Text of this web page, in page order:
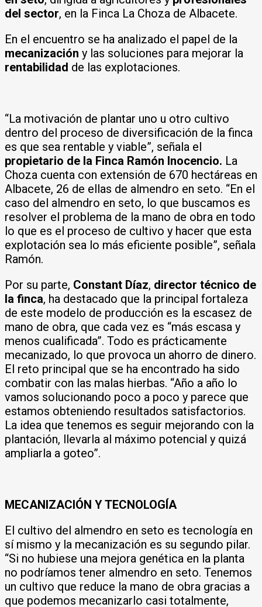
del sector, en la Finca La Choza de Albacete.
En el encuentro se ha analizado el papel de la
mecanización y las soluciones para mejorar la
rentabilidad de las explotaciones.
“La motivación de plantar uno u otro cultivo
dentro del proceso de diversificación de la finca
es que sea rentable y viable”, señala el
propietario de la Finca Ramón Inocencio. La
Choza cuenta con extensión de 670 hectáreas en
Albacete, 26 de ellas de almendro en seto. “En el
caso del almendro en seto, lo que buscamos es
resolver el problema de la mano de obra en todo
lo que es el proceso de cultivo y hacer que esta
explotación sea lo más eficiente posible”, señala
Ramón.
Por su parte, Constant Díaz, director técnico de
la finca, ha destacado que la principal fortaleza
de este modelo de producción es la escasez de
mano de obra, que cada vez es “más escasa y
menos cualificada”. Todo es prácticamente
mecanizado, lo que provoca un ahorro de dinero.
El reto principal que se ha encontrado ha sido
combatir con las malas hierbas. “Año a año lo
vamos solucionando poco a poco y parece que
estamos obteniendo resultados satisfactorios.
La idea que tenemos es seguir mejorando con la
plantación, llevarla al máximo potencial y quizá
ampliarla a goteo”.
MECANIZACIÓN Y TECNOLOGÍA
El cultivo del almendro en seto es tecnología en
sí mismo y la mecanización es su segundo pilar.
“Si no hubiese una mejora genética en la planta
no podríamos tener almendro en seto. Tenemos
un cultivo que reduce la mano de obra gracias a
que podemos mecanizarlo casi totalmente,